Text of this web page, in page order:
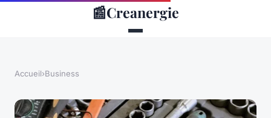
📰Creanergie
Accueil›Business